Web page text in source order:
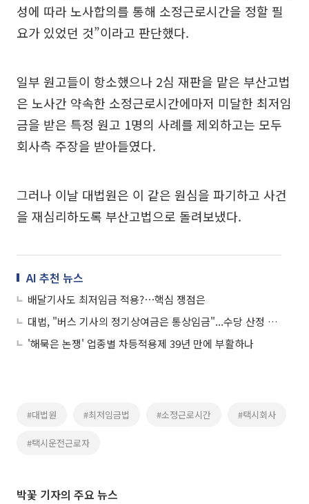
성에 따라 노사합의를 통해 소정근로시간을 정할 필
요가 있었던 것”이라고 판단했다.
일부 원고들이 항소했으나 2심 재판을 맡은 부산고법
은 노사간 약속한 소정근로시간에마저 미달한 최저임
금을 받은 특정 원고 1명의 사례를 제외하고는 모두
회사측 주장을 받아들였다.
그러나 이날 대법원은 이 같은 원심을 파기하고 사건
을 재심리하도록 부산고법으로 돌려보냈다.
AI 추천 뉴스
배달기사도 최저임금 적용?⋯핵심 쟁점은
대법, "버스 기사의 정기상여금은 통상임금"...수당 산정 기준은 '보장시간'
'해묵은 논쟁' 업종별 차등적용제 39년 만에 부활하나
#대법원 #최저임금법 #소정근로시간 #택시회사
#택시운전근로자
박꽃 기자의 주요 뉴스